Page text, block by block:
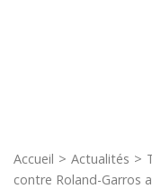
Accueil > Actualités >
contre Roland-Garros